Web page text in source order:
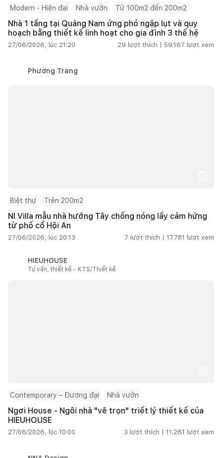
Modern - Hiện đại Nhà vườn Từ 100m2 đến 200m2
Nhà 1 tầng tại Quảng Nam ứng phó ngập lụt và quy
hoạch bằng thiết kế linh hoạt cho gia đình 3 thế hệ
27/06/2026, lúc 21:20 29 lượt thích | 59.167 lượt xem
Phương Trang
Biệt thự Trên 200m2
NI Villa mẫu nhà hướng Tây chống nóng lấy cảm hứng
từ phố cổ Hội An
27/06/2026, lúc 20:13 7 lượt thích | 17.781 lượt xem
HIEUHOUSE
Tư vấn, thiết kế - KTS/Thiết kế
Contemporary – Đương đại Nhà vườn
Ngơi House - Ngôi nhà "vẽ trọn" triết lý thiết kế của
HIEUHOUSE
27/06/2026, lúc 10:00 3 lượt thích | 11.261 lượt xem